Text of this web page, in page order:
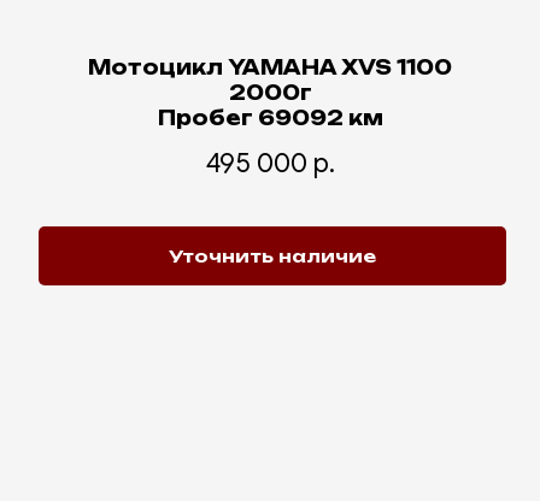
Мотоцикл YAMAHA XVS 1100
2000г
Пробег 69092 км
495 000 р.
Уточнить наличие